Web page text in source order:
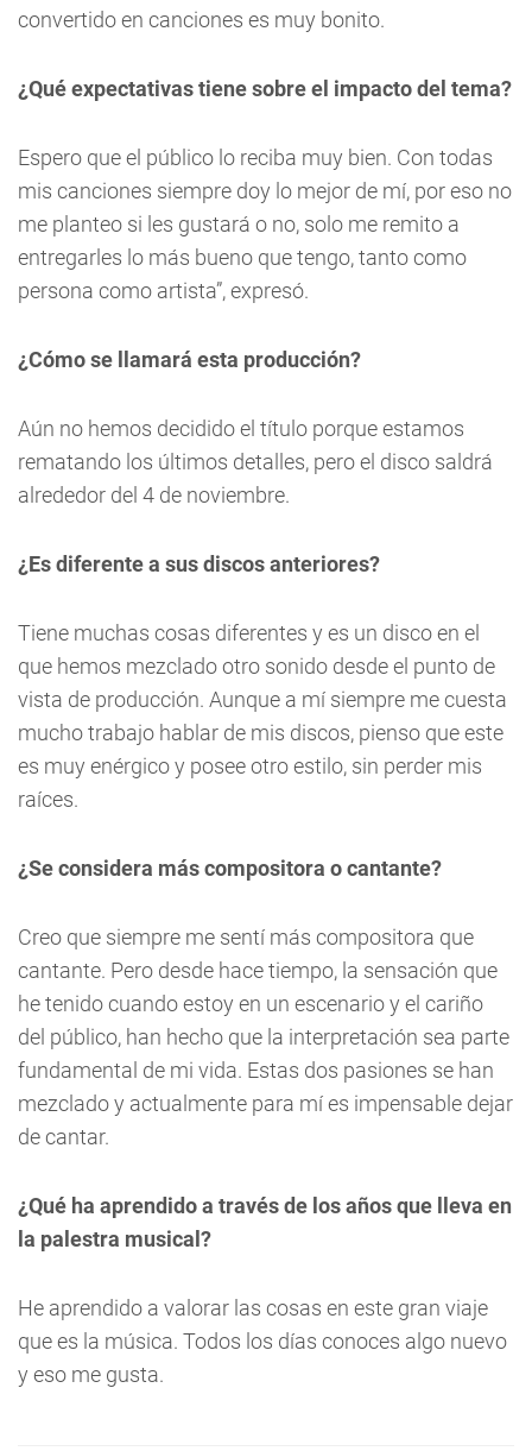
convertido en canciones es muy bonito.
¿Qué expectativas tiene sobre el impacto del tema?
Espero que el público lo reciba muy bien. Con todas
mis canciones siempre doy lo mejor de mí, por eso no
me planteo si les gustará o no, solo me remito a
entregarles lo más bueno que tengo, tanto como
persona como artista”, expresó.
¿Cómo se llamará esta producción?
Aún no hemos decidido el título porque estamos
rematando los últimos detalles, pero el disco saldrá
alrededor del 4 de noviembre.
¿Es diferente a sus discos anteriores?
Tiene muchas cosas diferentes y es un disco en el
que hemos mezclado otro sonido desde el punto de
vista de producción. Aunque a mí siempre me cuesta
mucho trabajo hablar de mis discos, pienso que este
es muy enérgico y posee otro estilo, sin perder mis
raíces.
¿Se considera más compositora o cantante?
Creo que siempre me sentí más compositora que
cantante. Pero desde hace tiempo, la sensación que
he tenido cuando estoy en un escenario y el cariño
del público, han hecho que la interpretación sea parte
fundamental de mi vida. Estas dos pasiones se han
mezclado y actualmente para mí es impensable dejar
de cantar.
¿Qué ha aprendido a través de los años que lleva en
la palestra musical?
He aprendido a valorar las cosas en este gran viaje
que es la música. Todos los días conoces algo nuevo
y eso me gusta.